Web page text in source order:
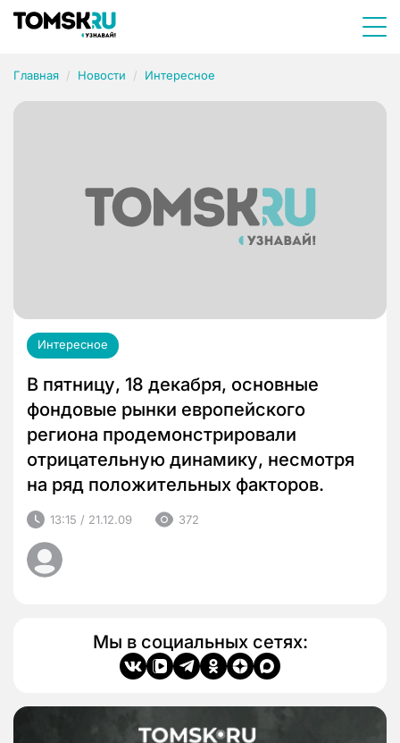
Главная Новости Интересное
Интересное
В пятницу, 18 декабря, основные
фондовые рынки европейского
региона продемонстрировали
отрицательную динамику, несмотря
на ряд положительных факторов.
13:15 / 21.12.09 372
Мы в социальных сетях: